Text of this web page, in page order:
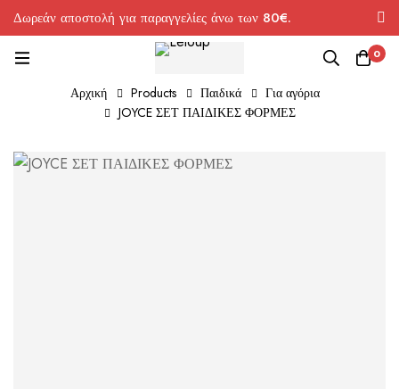
Δωρεάν αποστολή για παραγγελίες άνω των 80€.
0
Αρχική Products Παιδικά
Για αγόρια
JOYCE ΣΕΤ ΠΑΙΔΙΚΕΣ ΦΟΡΜΕΣ